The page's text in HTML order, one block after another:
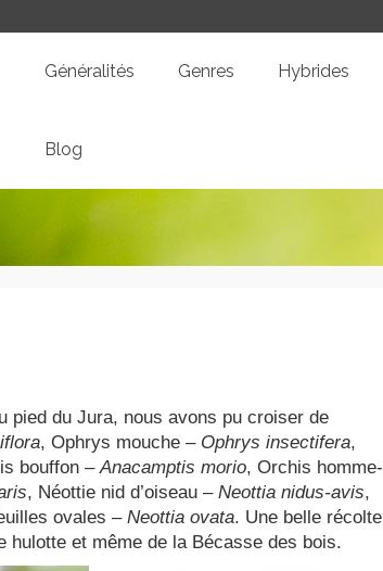
Généralités Genres Hybrides
Blog
pied du Jura, nous avons pu croiser de
, Ophrys mouche – Ophrys insectifera,
bouffon –Anacamptis morio, Orchis homme-
, Néottie nid d’oiseau –Neottia nidus-avis,
ovales –Neottia ovata. Une belle récolte
hulotte et même de la Bécasse des bois.